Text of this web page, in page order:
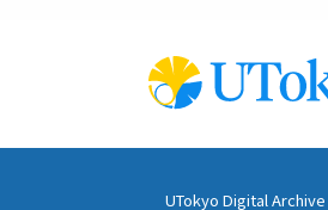
UTokyo Digital